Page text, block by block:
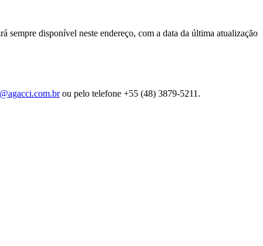
sempre disponível neste endereço, com a data da última atualização
ou pelo telefone +55 (48) 3879-5211.